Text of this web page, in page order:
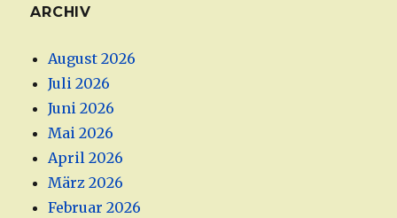
ARCHIV
August 2026
Juli 2026
Juni 2026
Mai 2026
April 2026
März 2026
Februar 2026